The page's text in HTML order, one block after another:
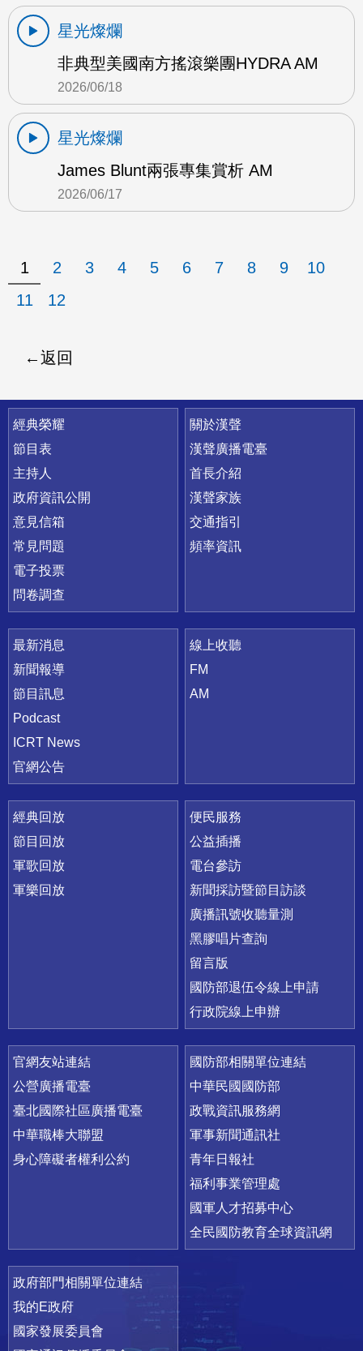
星光燦爛
非典型美國南方搖滾樂團HYDRA AM
2026/06/18
星光燦爛
James Blunt兩張專集賞析 AM
2026/06/17
1 2 3 4 5 6 7 8 9
10
11
12
返回
快速連結
經典榮耀
節目表
主持人
政府資訊公開
意見信箱
常見問題
電子投票
問卷調查
關於漢聲
漢聲廣播電臺
首長介紹
漢聲家族
交通指引
頻率資訊
最新消息
新聞報導
節目訊息
Podcast
ICRT News
官網公告
線上收聽
FM
AM
經典回放
節目回放
軍歌回放
軍樂回放
便民服務
公益插播
電台參訪
新聞採訪暨節目訪談
廣播訊號收聽量測
黑膠唱片查詢
留言版
國防部退伍令線上申請
行政院線上申辦
官網友站連結
公營廣播電臺
臺北國際社區廣播電臺
中華職棒大聯盟
身心障礙者權利公約
國防部相關單位連結
中華民國國防部
政戰資訊服務網
軍事新聞通訊社
青年日報社
福利事業管理處
國軍人才招募中心
全民國防教育全球資訊網
政府部門相關單位連結
我的E政府
國家發展委員會